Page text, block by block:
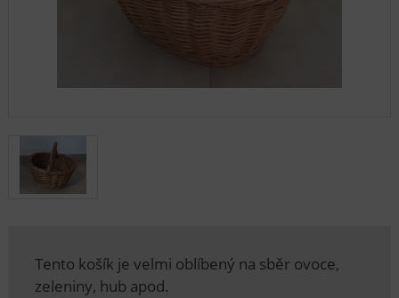
Tento košík je velmi oblíbený na sběr ovoce,
zeleniny, hub apod.